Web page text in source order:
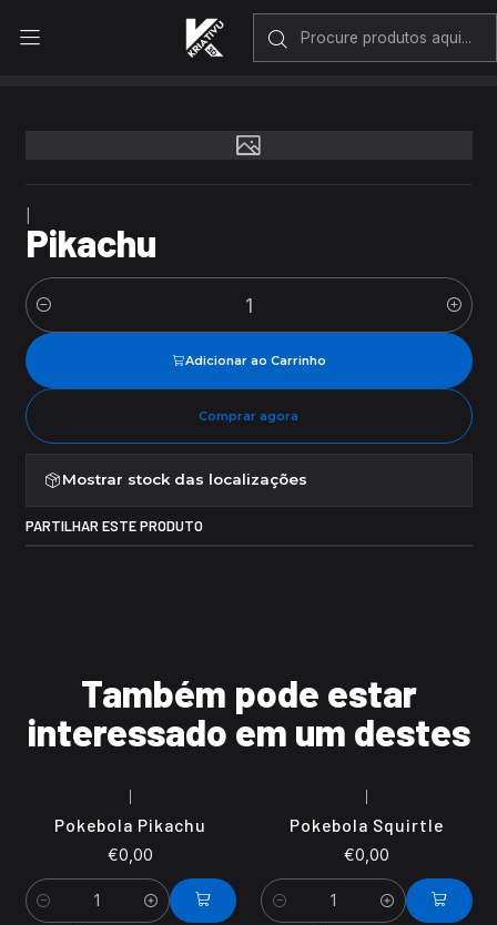
Envio rápido em Portugal Continental
Pikachu
Pikachu
Quantidade
Adicionar ao Carrinho
Comprar agora
Mostrar stock das localizações
PARTILHAR ESTE PRODUTO
Também pode estar
interessado em um destes
Pokebola Pikachu
€0,00
Quantidade
Pokebola Squirtle
€0,00
Quantidade